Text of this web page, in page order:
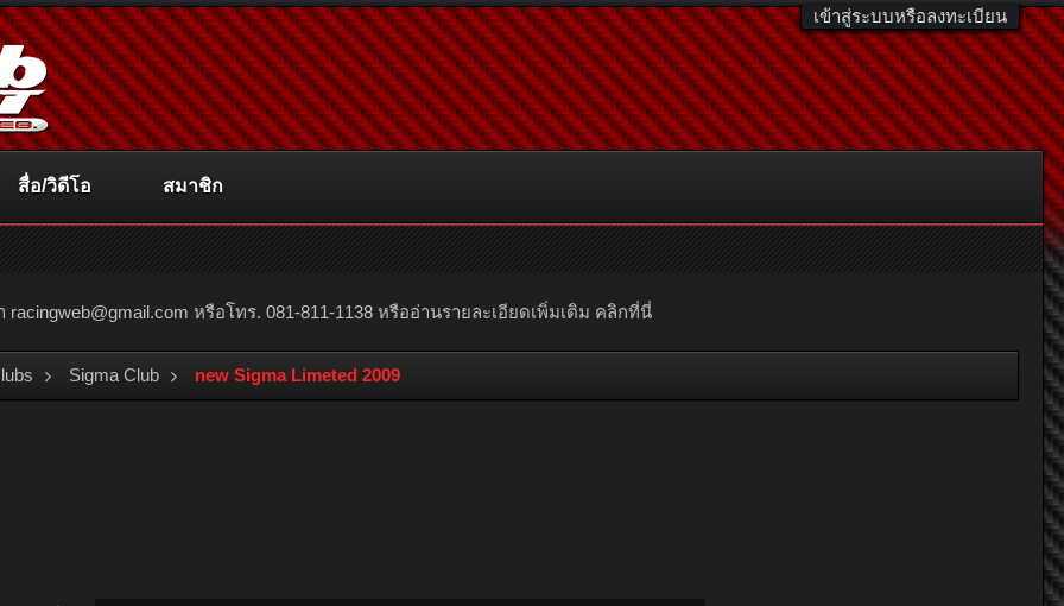
เข้าสู่ระบบหรือลงทะเบียน
racingweb@gmail.com หรือโทร. 081-811-1138 หรืออ่านรายละเอียดเพิ่มเติม คลิกที่นี่
Sigma Club new Sigma Limeted 2009
สื่อ/วิดีโอ สมาชิก